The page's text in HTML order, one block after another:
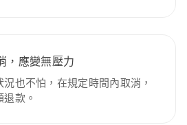
，應變無壓力
況也不怕，在規定時間內取消，
款。